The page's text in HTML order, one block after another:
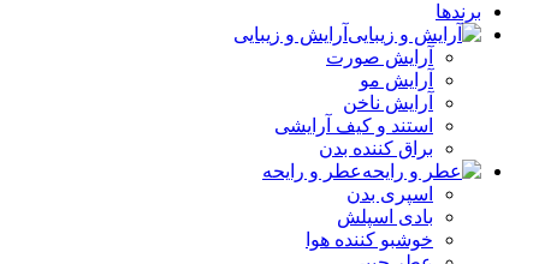
برندها
آرایش و زیبایی
آرایش صورت
آرایش مو
آرایش ناخن
استند و کیف آرایشی
براق کننده بدن
عطر و رایحه
اسپری بدن
بادی اسپلش
خوشبو کننده هوا